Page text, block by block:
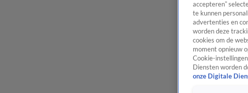
accepteren”
te kunnen
advertenties en
worden deze
cookies om de
moment opnieuw
Cookie-
Diensten worden
onze Digitale